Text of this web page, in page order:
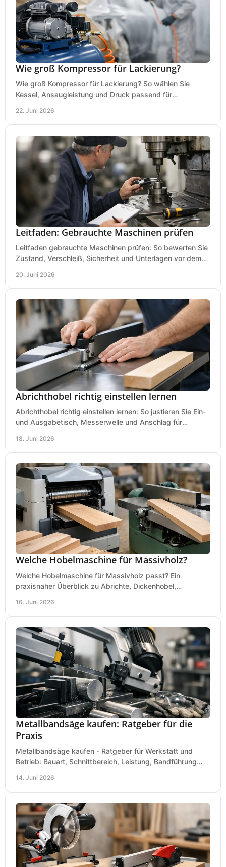
Wie groß Kompressor für Lackierung?
Wie groß Kompressor für Lackierung? So wählen Sie
Kessel, Ansaugleistung und Druck passend für
22. Juni 2026
Leitfaden: Gebrauchte Maschinen prüfen
Leitfaden gebrauchte Maschinen prüfen: So bewerten Sie
Zustand, Verschleiß, Sicherheit und Unterlagen vor dem
20. Juni 2026
Abrichthobel richtig einstellen lernen
Abrichthobel richtig einstellen lernen: So justieren Sie Ein-
und Ausgabetisch, Messerwelle und Anschlag für
18. Juni 2026
Welche Hobelmaschine für Massivholz?
Welche Hobelmaschine für Massivholz passt? Ein
praxisnaher Überblick zu Abrichte, Dickenhobel,
16. Juni 2026
Metallbandsäge kaufen: Ratgeber für die
Praxis
Metallbandsäge kaufen - Ratgeber für Werkstatt und
Betrieb: Bauart, Schnittbereich, Leistung, Bandführung
14. Juni 2026